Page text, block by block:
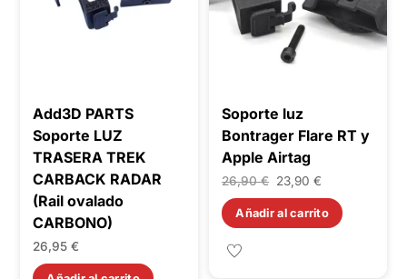
Add3D PARTS
Soporte LUZ
TRASERA TREK
CARBACK RADAR
(Rail ovalado
CARBONO)
26,95€
Soporte luz
Bontrager Flare RT y
Apple Airtag
26,90€ El
original
23,90€
precio
actual
Añadir al carrito